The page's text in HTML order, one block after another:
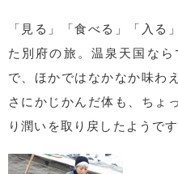
「見る」「食べる」「入る
た別府の旅。温泉天国な
で、ほかではなかなか味わ
さにかじかんだ体も、ちょ
り潤いを取り戻したようです